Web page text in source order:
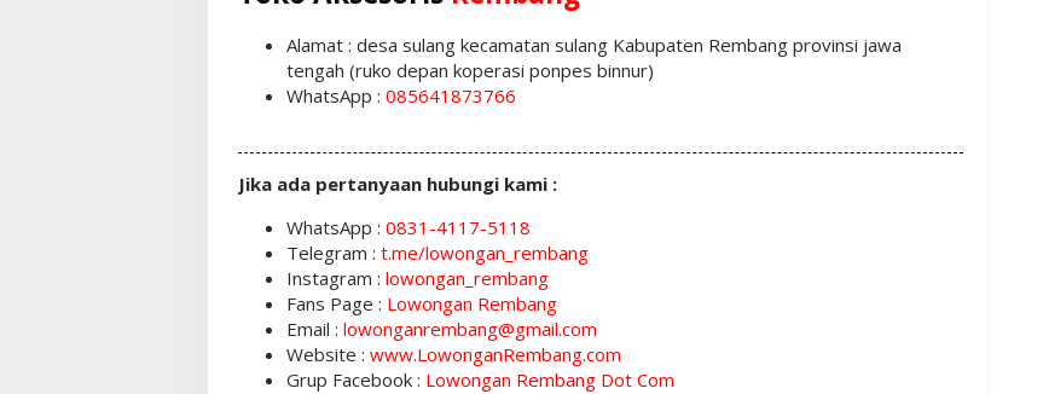
Alamat : desa sulang kecamatan sulang Kabupaten Rembang provinsi jawa
tengah (ruko depan koperasi ponpes binnur)
WhatsApp : 085641873766
Jika ada pertanyaan hubungi kami :
WhatsApp : 0831-4117-5118
Telegram : t.me/lowongan_rembang
Instagram : lowongan_rembang
Fans Page : Lowongan Rembang
Email : lowonganrembang@gmail.com
Website : www.LowonganRembang.com
Grup Facebook : Lowongan Rembang Dot Com